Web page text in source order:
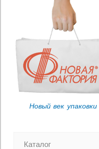
Новый век упаковки
Каталог